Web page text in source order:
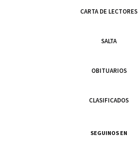
CARTA DE LECTORES
SALTA
OBITUARIOS
CLASIFICADOS
SEGUINOS EN